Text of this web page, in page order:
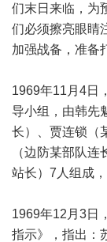
们末日来临，为
们必须擦亮眼睛
加强战备，准备
1969年11月4日
导小组，由韩先
长）、贾连锁（
（边防某部队
站长）7人组成
1969年12月3日
指示》，指出：